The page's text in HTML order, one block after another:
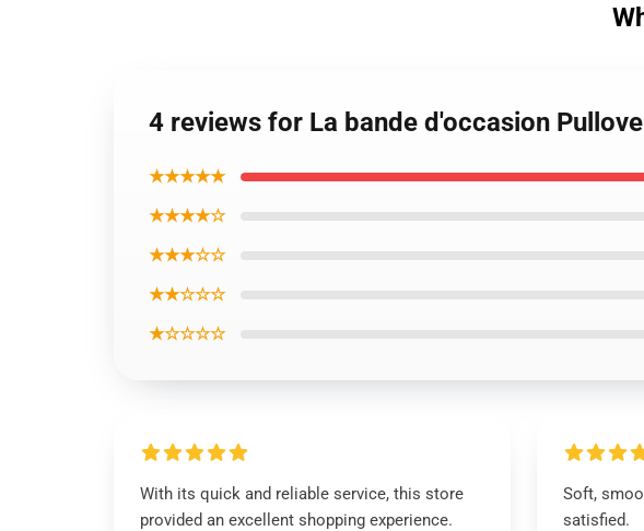
4 reviews for La bande d'occasion
★★★★★
★★★★☆
★★★☆☆
★★☆☆☆
★☆☆☆☆
With its quick and reliable service, this store
provided an excellent shopping experience.
Soft,
satisfied.